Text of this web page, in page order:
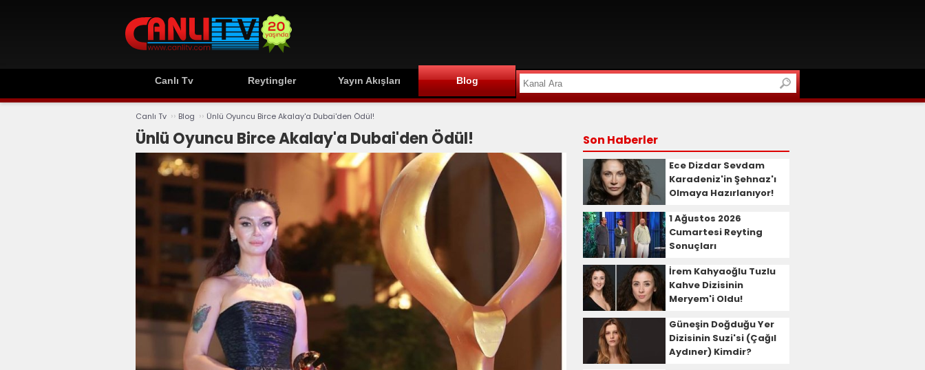
Canlı Tv Reytingler Yayın Akışları Blog
Canlı Tv ›› Blog ›› Ünlü Oyuncu Birce Akalay'a Dubai'den Ödül!
Ünlü Oyuncu Birce Akalay'a Dubai'den Ödül! Son Haberler
Ece Dizdar Sevdam
Karadeniz'in Şehnaz'ı
Olmaya Hazırlanıyor!
1 Ağustos 2026
Cumartesi Reyting
Sonuçları
İrem Kahyaoğlu Tuzlu
Kahve Dizisinin
Meryem'i Oldu!
Güneşin Doğduğu Yer
Dizisinin Suzi'si (Çağıl
Aydıner) Kimdir?